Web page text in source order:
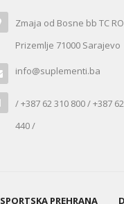
Zmaja od Bosne bb TC
Prizemlje 71000 Sarajevo
info@suplementi.ba
/ +387 62 310 800 / +387
440 /
SPORTSKA PREHRANA